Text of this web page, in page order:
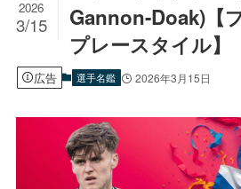
Gannon-Doak)【
プレースタイル】
2026
3/15
広告 選手名鑑 2026年3月15日